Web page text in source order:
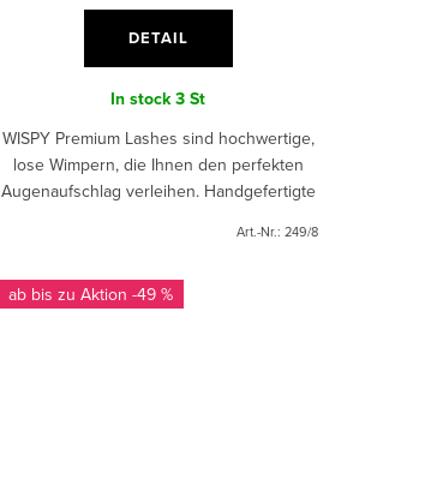
DETAIL
In stock3 St
WISPY Premium Lashes sind hochwertige,
lose Wimpern, die Ihnen den perfekten
Augenaufschlag verleihen. Handgefertigte
Art.-Nr.: 249/8
ab bis zu -49 %